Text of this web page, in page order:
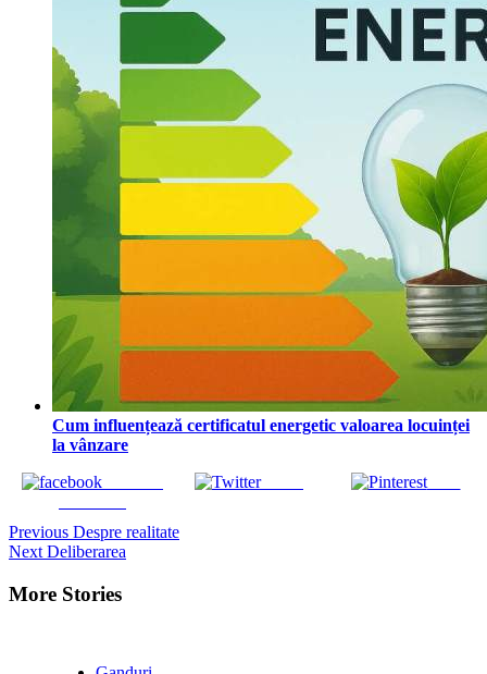
Cum influențează certificatul energetic valoarea locuinței
la vânzare
Tweet Save
Continue
Reading
Previous Despre realitate
Next Deliberarea
More Stories